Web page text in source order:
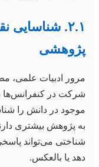
۲.۱.
پژوهشی
مرور ادبیات علمی،
شرکت در
موجود در دانش را
به پژوهش بیشتری
شناختی می‌تواند
دهد یا بالعکس.